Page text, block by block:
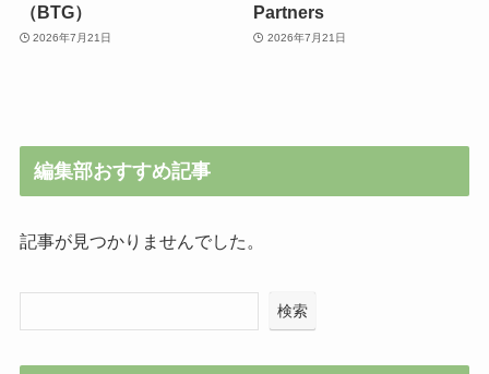
（BTG）
2026年7月21日
Partners
2026年7月21日
編集部おすすめ記事
記事が見つかりませんでした。
検索